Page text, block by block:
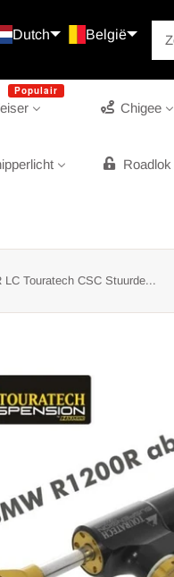
Dutch België
Populair
Chigee
Roadlok
LC Touratech CSC Stuurde...